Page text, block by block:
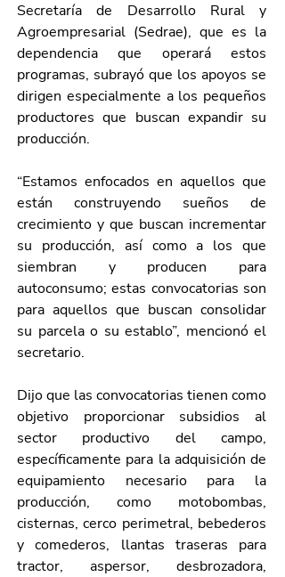
Secretaría de Desarrollo Rural y
Agroempresarial (Sedrae), que es la
dependencia que operará estos
programas, subrayó que los apoyos se
dirigen especialmente a los pequeños
productores que buscan expandir su
producción.
“Estamos enfocados en aquellos que
están construyendo sueños de
crecimiento y que buscan incrementar
su producción, así como a los que
siembran y producen para
autoconsumo; estas convocatorias son
para aquellos que buscan consolidar
su parcela o su establo”, mencionó el
secretario.
Dijo que las convocatorias tienen como
objetivo proporcionar subsidios al
sector productivo del campo,
específicamente para la adquisición de
equipamiento necesario para la
producción, como motobombas,
cisternas, cerco perimetral, bebederos
y comederos, llantas traseras para
tractor, aspersor, desbrozadora,